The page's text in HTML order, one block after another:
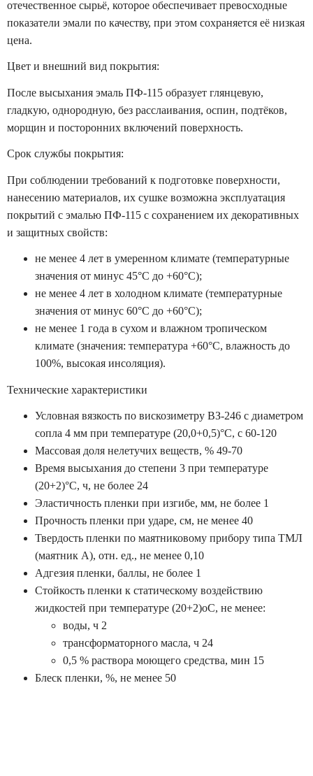
отечественное сырьё, которое обеспечивает превосходные
показатели эмали по качеству, при этом сохраняется её низкая
цена.
Цвет и внешний вид покрытия:
После высыхания эмаль ПФ-115 образует глянцевую,
гладкую, однородную, без расслаивания, оспин, подтёков,
морщин и посторонних включений поверхность.
Срок службы покрытия:
При соблюдении требований к подготовке поверхности,
нанесению материалов, их сушке возможна эксплуатация
покрытий с эмалью ПФ-115 с сохранением их декоративных
и защитных свойств:
не менее 4 лет в умеренном климате (температурные
значения от минус 45°С до +60°С);
не менее 4 лет в холодном климате (температурные
значения от минус 60°С до +60°С);
не менее 1 года в сухом и влажном тропическом
климате (значения: температура +60°С, влажность до
100%, высокая инсоляция).
Технические характеристики
Условная вязкость по вискозиметру ВЗ-246 с диаметром
сопла 4 мм при температуре (20,0+0,5)°С, с 60-120
Массовая доля нелетучих веществ, % 49-70
Время высыхания до степени 3 при температуре
(20+2)°С, ч, не более 24
Эластичность пленки при изгибе, мм, не более 1
Прочность пленки при ударе, см, не менее 40
Твердость пленки по маятниковому прибору типа ТМЛ
(маятник А), отн. ед., не менее 0,10
Адгезия пленки, баллы, не более 1
Стойкость пленки к статическому воздействию
жидкостей при температуре (20+2)оС, не менее:
воды, ч 2
трансформаторного масла, ч 24
0,5 % раствора моющего средства, мин 15
Блеск пленки, %, не менее 50